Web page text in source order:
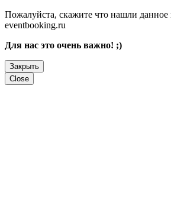
Пожалуйста, скажите что нашли данное
eventbooking.ru
Для нас это очень важно! ;)
Закрыть
Close